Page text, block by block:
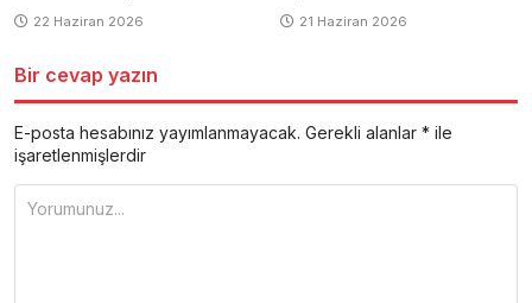
22 Haziran 2026 21 Haziran 2026
Bir cevap yazın
E-posta hesabınız yayımlanmayacak. Gerekli alanlar * ile
işaretlenmişlerdir